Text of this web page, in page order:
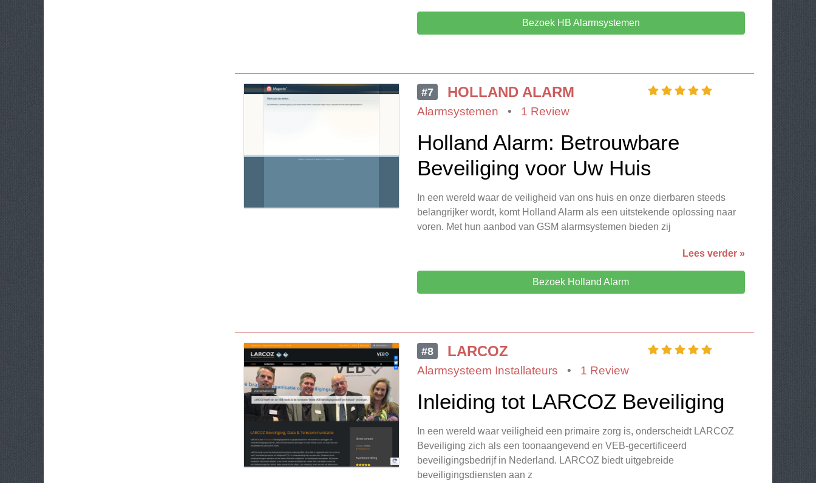
Bezoek HB Alarmsystemen
#7 HOLLAND ALARM
Alarmsystemen • 1 Review
Holland Alarm: Betrouwbare
Beveiliging voor Uw Huis
In een wereld waar de veiligheid van ons huis en onze dierbaren steeds
belangrijker wordt, komt Holland Alarm als een uitstekende oplossing naar
voren. Met hun aanbod van GSM alarmsystemen bieden zij
Lees verder »
Bezoek Holland Alarm
#8 LARCOZ
Alarmsysteem Installateurs • 1 Review
Inleiding tot LARCOZ Beveiliging
In een wereld waar veiligheid een primaire zorg is, onderscheidt LARCOZ
Beveiliging zich als een toonaangevend en VEB-gecertificeerd
beveiligingsbedrijf in Nederland. LARCOZ biedt uitgebreide
beveiligingsdiensten aan z